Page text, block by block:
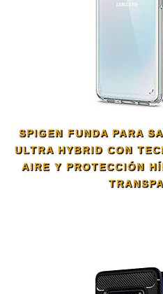
SPIGEN FUNDA PARA
ULTRA HYBRID CON
AIRE Y PROTECCIÓN